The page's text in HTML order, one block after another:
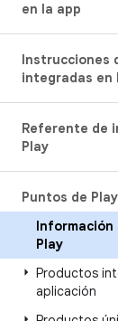
en la app
Instrucciones
integradas en
Referente de
Play
Puntos de Play
Información
Play
Productos
aplicación